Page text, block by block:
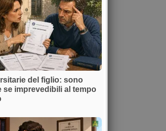
del figlio: sono
se imprevedibili al tempo